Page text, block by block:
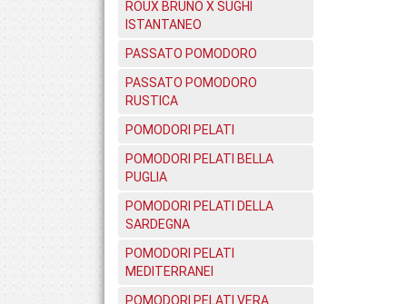
ROUX BRUNO X SUGHI
ISTANTANEO
PASSATO POMODORO
PASSATO POMODORO
RUSTICA
POMODORI PELATI
POMODORI PELATI BELLA
PUGLIA
POMODORI PELATI DELLA
SARDEGNA
POMODORI PELATI
MEDITERRANEI
POMODORI PELATI VERA